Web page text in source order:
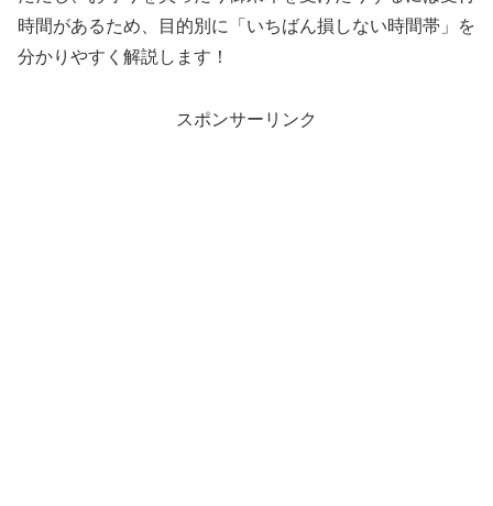
時間があるため、目的別に「いちばん損しない時間帯」を
分かりやすく解説します！
スポンサーリンク